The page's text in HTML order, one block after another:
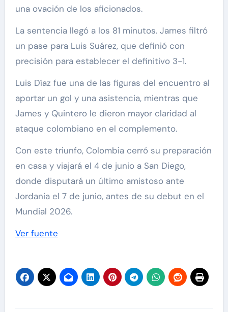
una ovación de los aficionados.
La sentencia llegó a los 81 minutos. James filtró
un pase para Luis Suárez, que definió con
precisión para establecer el definitivo 3-1.
Luis Díaz fue una de las figuras del encuentro al
aportar un gol y una asistencia, mientras que
James y Quintero le dieron mayor claridad al
ataque colombiano en el complemento.
Con este triunfo, Colombia cerró su preparación
en casa y viajará el 4 de junio a San Diego,
donde disputará un último amistoso ante
Jordania el 7 de junio, antes de su debut en el
Mundial 2026.
Ver fuente